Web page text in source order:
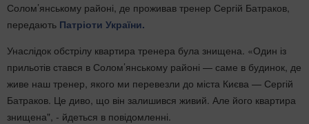
Солом’янському районі, де проживав тренер Сергій Батраков,
передають Патріоти України.
Унаслідок обстрілу квартира тренера була знищена. «Один із
прильотів стався в Солом’янському районі — саме в будинок, де
живе наш тренер, якого ми перевезли до міста Києва — Сергій
Батраков. Це диво, що він залишився живий. Але його квартира
знищена", - йдеться в повідомленні.